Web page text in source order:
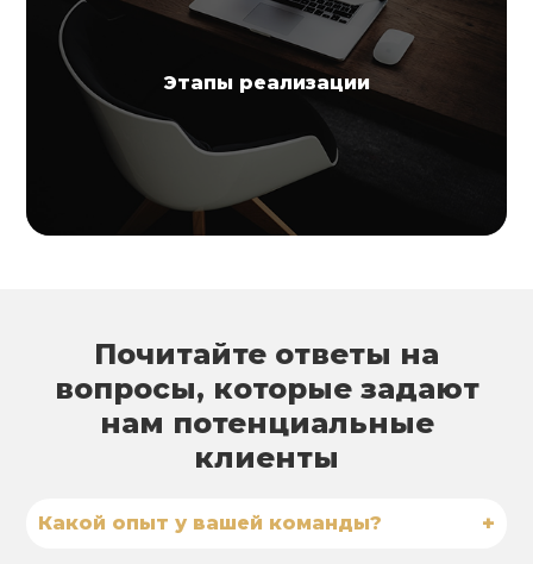
Этапы реализации
Почитайте ответы на
вопросы, которые задают
нам потенциальные
клиенты
Какой опыт у вашей команды? +